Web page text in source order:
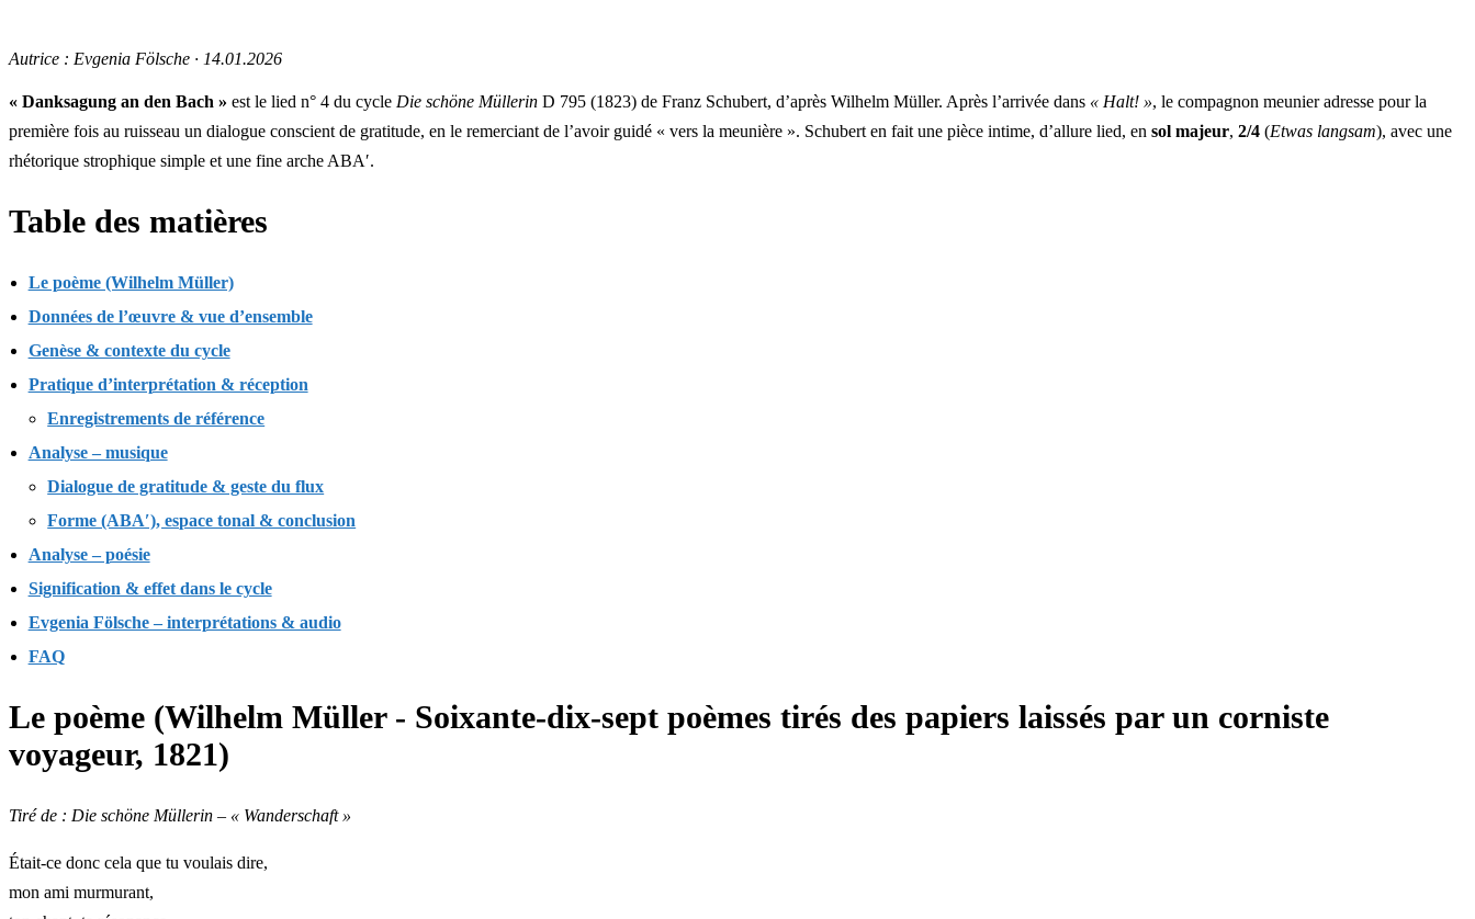
Autrice : Evgenia Fölsche · 14.01.2026
« Danksagung an den Bach » est le lied n° 4 du cycle Die schöne Müllerin D 795 (1823) de Franz Schubert, d’après Wilhelm Müller. Après l’arrivée dans « Halt! », le compagnon meunier adresse pour la
première fois au ruisseau un dialogue conscient de gratitude, en le remerciant de l’avoir guidé « vers la meunière ». Schubert en fait une pièce intime, d’allure lied, en sol majeur, 2/4 (Etwas langsam), avec une
rhétorique strophique simple et une fine arche ABA′.
Table des matières
Le poème (Wilhelm Müller)
Données de l’œuvre & vue d’ensemble
Genèse & contexte du cycle
Pratique d’interprétation & réception
Enregistrements de référence
Analyse – musique
Dialogue de gratitude & geste du flux
Forme (ABA′), espace tonal & conclusion
Analyse – poésie
Signification & effet dans le cycle
Evgenia Fölsche – interprétations & audio
FAQ
Le poème (Wilhelm Müller - Soixante-dix-sept poèmes tirés des papiers laissés par un corniste
voyageur, 1821)
Tiré de : Die schöne Müllerin – « Wanderschaft »
Était-ce donc cela que tu voulais dire,
mon ami murmurant,